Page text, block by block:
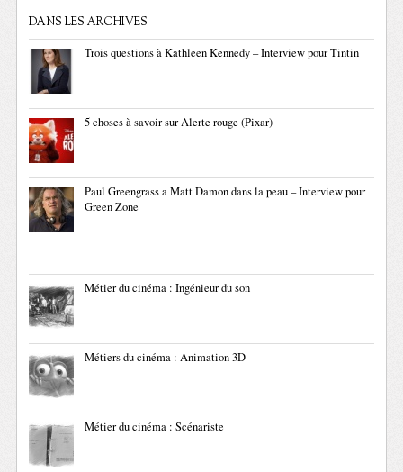
DANS LES ARCHIVES
Trois questions à Kathleen Kennedy – Interview pour Tintin
5 choses à savoir sur Alerte rouge (Pixar)
Paul Greengrass a Matt Damon dans la peau – Interview pour
Green Zone
Métier du cinéma : Ingénieur du son
Métiers du cinéma : Animation 3D
Métier du cinéma : Scénariste